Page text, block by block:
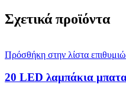
Σχετικά προϊόντα
Πρόσθήκη στην λίστα
20 LED λαμπάκια